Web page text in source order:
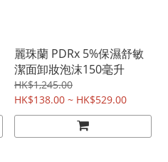
麗珠蘭 PDRx 5%保濕舒敏
潔面卸妝泡沫150毫升
HK$1,245.00
HK$138.00 ~ HK$529.00